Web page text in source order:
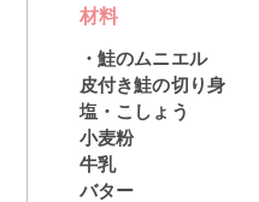
材料
・鮭のムニエル
皮付き鮭の切り身
塩・こしょう
小麦粉
牛乳
バター